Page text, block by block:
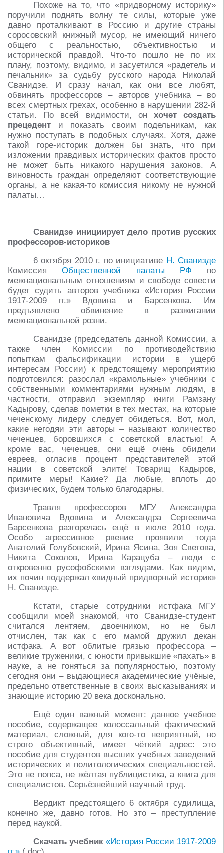
Похоже на то, что «придворному историку»
поручили поднять волну те силы, которые уже
давно проталкивают в Россию и другие страны
соросовский книжный мусор, не имеющий ничего
общего с реальностью, объективностью и
исторической правдой. Что-то пошло не по их
плану, поэтому, видимо, и засуетился «радетель и
печальник» за судьбу русского народа Николай
Сванидзе. И сразу начал, как они все любят,
обвинять профессоров – авторов учебника – во
всех смертных грехах, особенно в нарушении 282-й
статьи. По всей видимости, он хочет создать
прецедент и показать своим подельникам, как
нужно поступать в подобных случаях. Хотя, даже
такой горе-историк должен бы знать, что при
изложении правдивых исторических фактов просто
не может быть никакого нарушения законов. А
виновность граждан определяют соответствующие
органы, а не какая-то комиссия никому не нужной
палаты…
Сванидзе инициирует дело против русских
профессоров-историков
6 октября 2010 г. по инициативе Н. Сванизде
КомиссияОбщественной палаты РФ по
межнациональным отношениям и свободе совести
будет судить авторов учебника «История России
1917-2009 гг.» Вдовина и Барсенкова. Им
предъявлено обвинение в разжигании
межнациональной розни.
Сванидзе (председатель данной Комиссии, а
также член Комиссии по противодействию
попыткам фальсификации истории в ущерб
интересам России) к предстоящему мероприятию
подготовился: разослал «крамольные» учебники с
собственными комментариями нужным людям, в
частности, отправил экземпляр книги Рамзану
Кадырову, сделав пометки в тех местах, на которые
чеченскому лидеру следует обидеться. Вот, мол,
какие негодяи эти авторы – называют количество
чеченцев, боровшихся с советской властью! А
кроме вас, чеченцев, они ещё очень обидели
евреев, огласив процент представителей этой
нации в советской элите! Товарищ Кадыров,
примите меры! Какие? Да любые, вплоть до
физических, будем только благодарны.
Травля профессоров МГУ Александра
Ивановича Вдовина и Александра Сергеевича
Барсенкова разгорелась ещё в июле 2010 года.
Особо агрессивное рвение проявили тогда
Анатолий Голубовский, Ирина Ясина, Зоя Светова,
Никита Соколов, Ирина Карацуба – люди с
откровенно русофобскими взглядами. Как видим,
их почин поддержал «видный придворный историк»
Н. Сванизде.
Кстати, старые сотрудники истфака МГУ
сообщили моей знакомой, что Сванидзе-студент
считался лентяем, двоечником, но не был
отчислен, так как с его мамой дружил декан
истфака. А вот облитые грязью профессора –
великие труженики, с юности привыкшие «пахать» в
науке, а не гоняться за популярностью, поэтому
сегодня они – выдающиеся академические учёные,
предельно ответственные в своих высказываниях и
знающие историю 20 века досконально.
Ещё один важный момент: данное учебное
пособие, содержащее колоссальный фактический
материал, сложный, для кого-то неприятный, но
строго объективный, имеет чёткий адрес: это
пособие для студентов высших учебных заведений
исторических и политологических специальностей.
Это не попса, не жёлтая публицистика, а книга для
специалистов. Серьёзнейший научный труд.
Вердикт предстоящего 6 октября судилища,
конечно же, давно готов. Но это – преступление
перед наукой.
Скачать учебник «История России 1917-2009